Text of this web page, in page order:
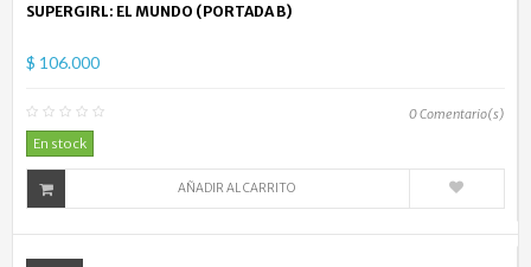
SUPERGIRL: EL MUNDO (PORTADA B)
$ 106.000
0Comentario(s)
En stock
AÑADIR AL CARRITO